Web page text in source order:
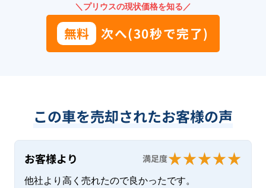
＼プリウスの現状価格を知る／
無料 次へ(30秒で完了)
この車を売却されたお客様の声
お客様より 満足度
他社より高く売れたので良かったです。